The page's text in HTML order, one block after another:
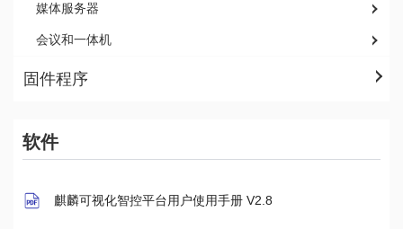
媒体服务器
会议和一体机
固件程序
软件
麒麟可视化智控平台用户使用手册 V2.8